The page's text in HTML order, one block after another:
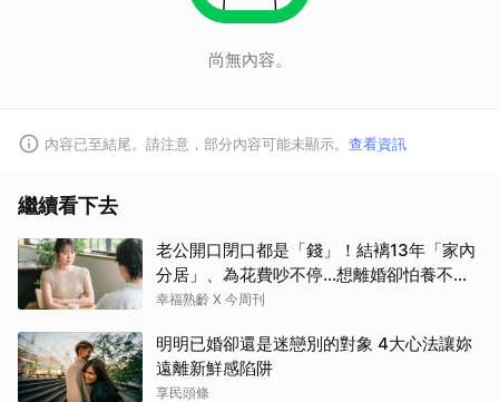
尚無內容。
內容已至結尾。請注意，部分內容可能未顯示。 查看資訊
繼續看下去
老公開口閉口都是「錢」！結褵13年「家內
分居」、為花費吵不停…想離婚卻怕養不活
自己：還要忍3年？
幸福熟齡 X 今周刊
明明已婚卻還是迷戀別的對象 4大心法讓妳
遠離新鮮感陷阱
享民頭條